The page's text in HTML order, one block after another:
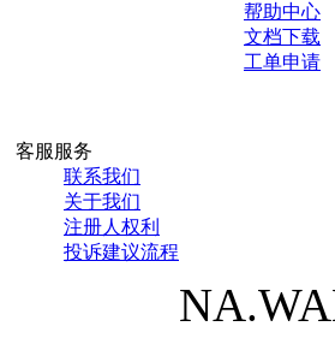
帮助中心
文档下载
工单申请
客服服务
联系我们
关于我们
注册人权利
投诉建议流程